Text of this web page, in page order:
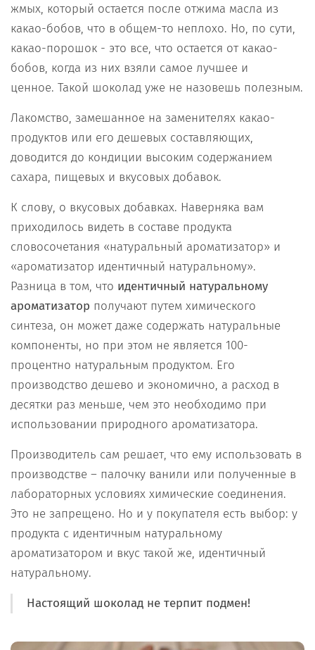
жмых, который остается после отжима масла из
какао-бобов, что в общем-то неплохо. Но, по сути,
какао-порошок - это все, что остается от какао-
бобов, когда из них взяли самое лучшее и
ценное. Такой шоколад уже не назовешь полезным.
Лакомство, замешанное на заменителях какао-
продуктов или его дешевых составляющих,
доводится до кондиции высоким содержанием
сахара, пищевых и вкусовых добавок.
К слову, о вкусовых добавках. Наверняка вам
приходилось видеть в составе продукта
словосочетания «натуральный ароматизатор» и
«ароматизатор идентичный натуральному».
Разница в том, что идентичный натуральному
ароматизатор получают путем химического
синтеза, он может даже содержать натуральные
компоненты, но при этом не является 100-
процентно натуральным продуктом. Его
производство дешево и экономично, а расход в
десятки раз меньше, чем это необходимо при
использовании природного ароматизатора.
Производитель сам решает, что ему использовать в
производстве – палочку ванили или полученные в
лабораторных условиях химические соединения.
Это не запрещено. Но и у покупателя есть выбор: у
продукта с идентичным натуральному
ароматизатором и вкус такой же, идентичный
натуральному.
Настоящий шоколад не терпит подмен!